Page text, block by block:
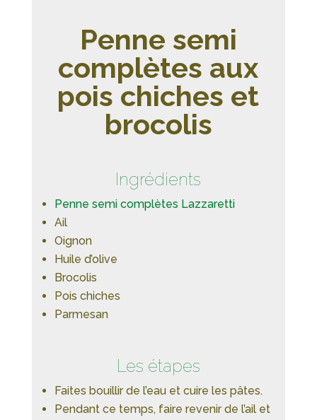
Penne semi
complètes aux
pois chiches et
brocolis
Ingrédients
Penne semi complètes Lazzaretti
Ail
Oignon
Huile d’olive
Brocolis
Pois chiches
Parmesan
Les étapes
Faites bouillir de l’eau et cuire les pâtes.
Pendant ce temps, faire revenir de l’ail et